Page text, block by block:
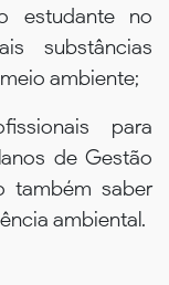
estudante no
substâncias
ambiente;
para
de Gestão
também saber
ambiental.